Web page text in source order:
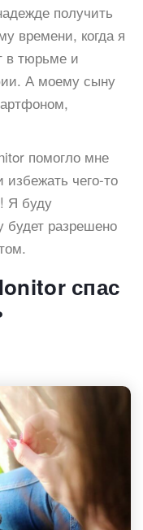
получить
времени, когда я
в тюрьме и
А моему сыну
помогло мне
чего-то
Я буду
будет разрешено
спас